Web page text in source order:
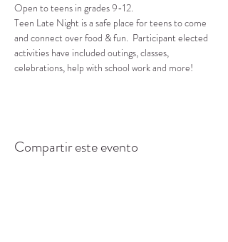
Open to teens in grades 9-12.
Teen Late Night is a safe place for teens to come
and connect over food & fun.  Participant elected
activities have included outings, classes,
celebrations, help with school work and more!
Compartir este evento